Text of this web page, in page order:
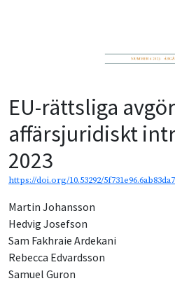
EU-rättsliga
affärsjuridiskt
2023
https://doi.org/10.53292/5f731e96.6ab83da7
Martin Johansson
Hedvig Josefson
Sam Fakhraie Ardekani
Rebecca Edvardsson
Samuel Guron